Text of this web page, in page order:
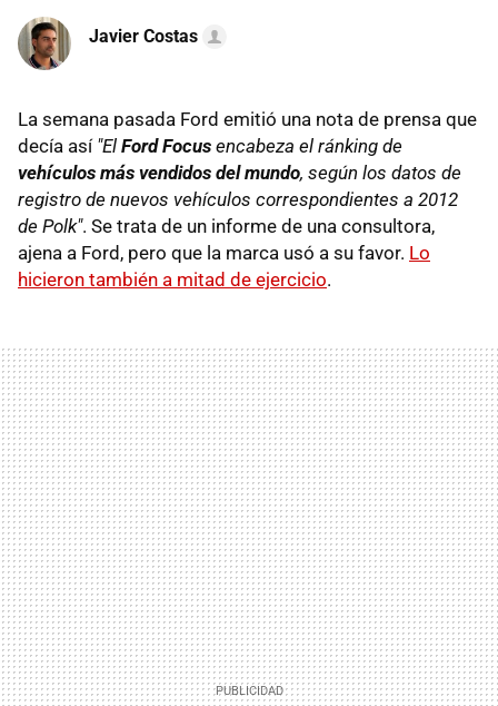
Javier Costas
La semana pasada Ford emitió una nota de prensa que
decía así "El Ford Focus encabeza el ránking de
vehículos más vendidos del mundo, según los datos de
registro de nuevos vehículos correspondientes a 2012
de Polk". Se trata de un informe de una consultora,
ajena a Ford, pero que la marca usó a su favor. Lo
hicieron también a mitad de ejercicio.